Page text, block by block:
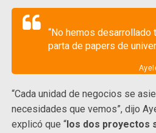
“No hemos desarrollado
parta de papers de
“Cada unidad de negocios se
necesidades que vemos”, dijo
explicó que “ los dos proyectos